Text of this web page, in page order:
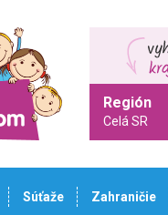
Región
Celá SR
Súťaže Zahraničie